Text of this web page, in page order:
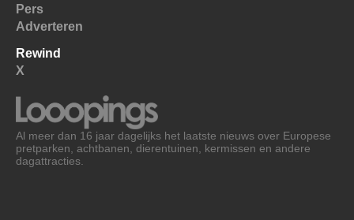
Pers
Adverteren
Rewind
X
Al meer dan 16 jaar dagelijks het laatste nieuws over Europese
pretparken, achtbanen, dierentuinen, kermissen en andere
dagattracties.